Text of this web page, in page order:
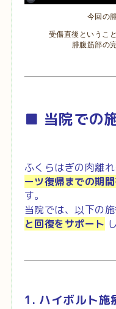
今回の
受傷直後というこ
腓腹筋部の
■ 当院での
ふくらはぎの肉離
ーツ復帰までの期
す。
当院では、以下の
と回復をサポート
1. ハイボルト施